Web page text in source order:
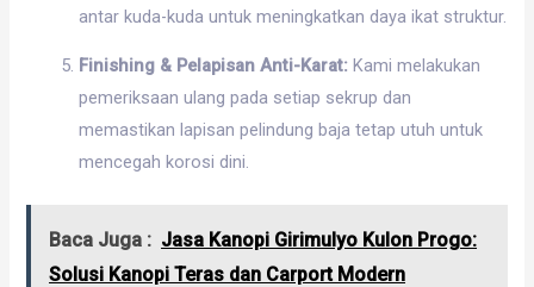
antar kuda-kuda untuk meningkatkan daya ikat struktur.
Finishing & Pelapisan Anti-Karat: Kami melakukan
pemeriksaan ulang pada setiap sekrup dan
memastikan lapisan pelindung baja tetap utuh untuk
mencegah korosi dini.
Baca Juga : Jasa Kanopi Girimulyo Kulon Progo:
Solusi Kanopi Teras dan Carport Modern